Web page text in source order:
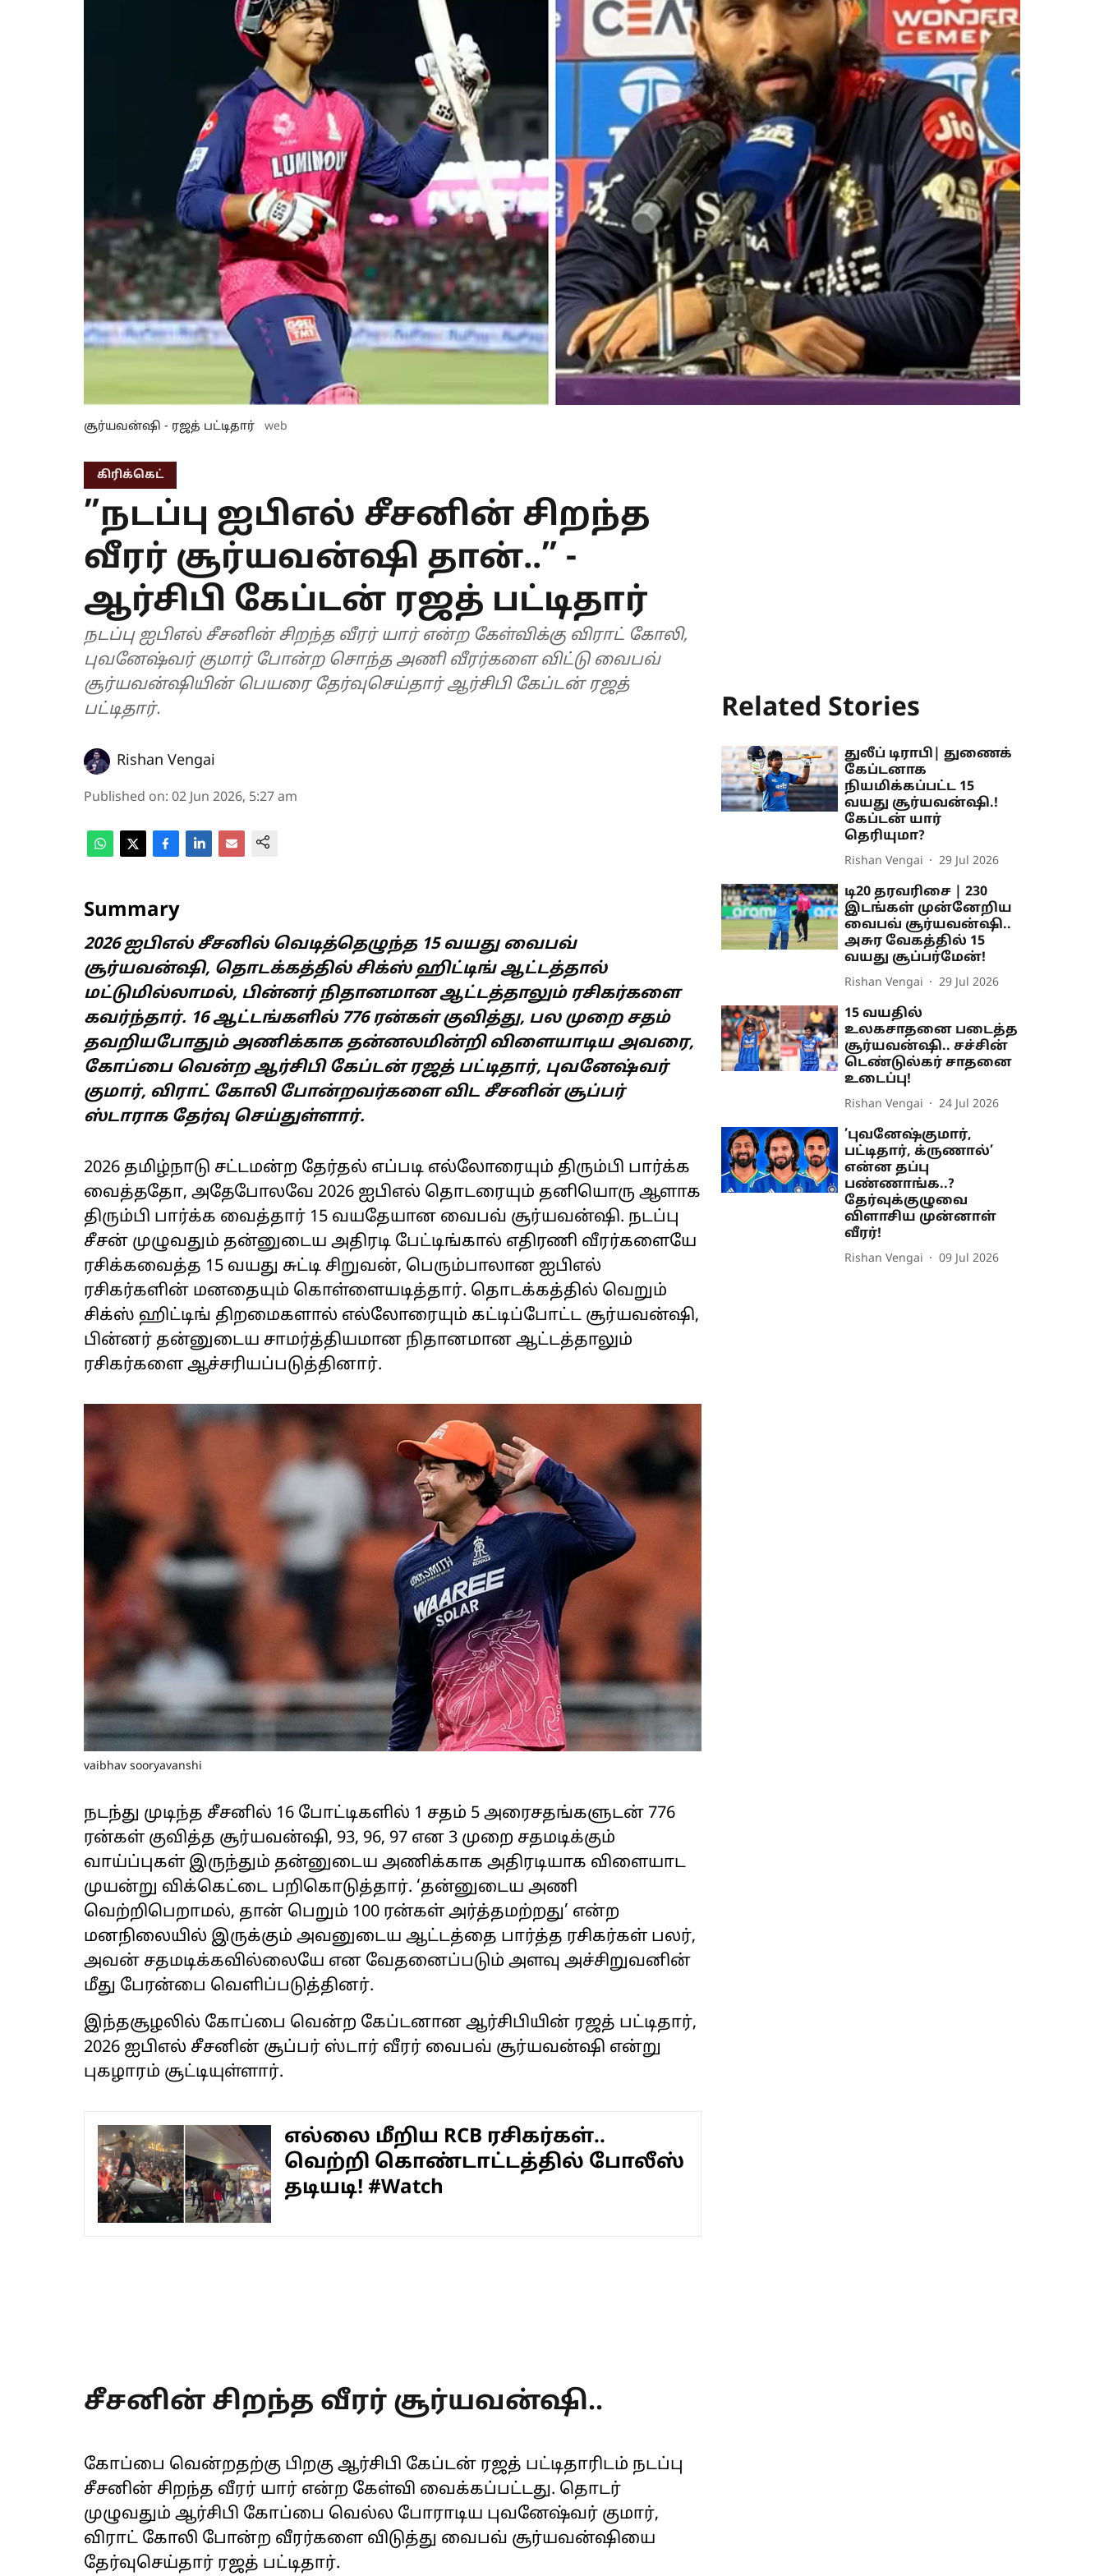
சூர்யவன்ஷி - ரஜத் பட்டிதார் web
கிரிக்கெட்
”நடப்பு ஐபிஎல் சீசனின் சிறந்த
வீரர் சூர்யவன்ஷி தான்..” -
ஆர்சிபி கேப்டன் ரஜத் பட்டிதார்
நடப்பு ஐபிஎல் சீசனின் சிறந்த வீரர் யார் என்ற கேள்விக்கு விராட் கோலி,
புவனேஷ்வர் குமார் போன்ற சொந்த அணி வீரர்களை விட்டு வைபவ்
சூர்யவன்ஷியின் பெயரை தேர்வுசெய்தார் ஆர்சிபி கேப்டன் ரஜத்
பட்டிதார்.
Rishan Vengai
Published on: 02 Jun 2026, 5:27 am
Summary
2026 ஐபிஎல் சீசனில் வெடித்தெழுந்த 15 வயது வைபவ்
சூர்யவன்ஷி, தொடக்கத்தில் சிக்ஸ் ஹிட்டிங் ஆட்டத்தால்
மட்டுமில்லாமல், பின்னர் நிதானமான ஆட்டத்தாலும் ரசிகர்களை
கவர்ந்தார். 16 ஆட்டங்களில் 776 ரன்கள் குவித்து, பல முறை சதம்
தவறியபோதும் அணிக்காக தன்னலமின்றி விளையாடிய அவரை,
கோப்பை வென்ற ஆர்சிபி கேப்டன் ரஜத் பட்டிதார், புவனேஷ்வர்
குமார், விராட் கோலி போன்றவர்களை விட சீசனின் சூப்பர்
ஸ்டாராக தேர்வு செய்துள்ளார்.
2026 தமிழ்நாடு சட்டமன்ற தேர்தல் எப்படி எல்லோரையும் திரும்பி பார்க்க
வைத்ததோ, அதேபோலவே 2026 ஐபிஎல் தொடரையும் தனியொரு ஆளாக
திரும்பி பார்க்க வைத்தார் 15 வயதேயான வைபவ் சூர்யவன்ஷி. நடப்பு
சீசன் முழுவதும் தன்னுடைய அதிரடி பேட்டிங்கால் எதிரணி வீரர்களையே
ரசிக்கவைத்த 15 வயது சுட்டி சிறுவன், பெரும்பாலான ஐபிஎல்
ரசிகர்களின் மனதையும் கொள்ளையடித்தார். தொடக்கத்தில் வெறும்
சிக்ஸ் ஹிட்டிங் திறமைகளால் எல்லோரையும் கட்டிப்போட்ட சூர்யவன்ஷி,
பின்னர் தன்னுடைய சாமர்த்தியமான நிதானமான ஆட்டத்தாலும்
ரசிகர்களை ஆச்சரியப்படுத்தினார்.
vaibhav sooryavanshi
நடந்து முடிந்த சீசனில் 16 போட்டிகளில் 1 சதம் 5 அரைசதங்களுடன் 776
ரன்கள் குவித்த சூர்யவன்ஷி, 93, 96, 97 என 3 முறை சதமடிக்கும்
வாய்ப்புகள் இருந்தும் தன்னுடைய அணிக்காக அதிரடியாக விளையாட
முயன்று விக்கெட்டை பறிகொடுத்தார். ‘தன்னுடைய அணி
வெற்றிபெறாமல், தான் பெறும் 100 ரன்கள் அர்த்தமற்றது’ என்ற
மனநிலையில் இருக்கும் அவனுடைய ஆட்டத்தை பார்த்த ரசிகர்கள் பலர்,
அவன் சதமடிக்கவில்லையே என வேதனைப்படும் அளவு அச்சிறுவனின்
மீது பேரன்பை வெளிப்படுத்தினர்.
இந்தசூழலில் கோப்பை வென்ற கேப்டனான ஆர்சிபியின் ரஜத் பட்டிதார்,
2026 ஐபிஎல் சீசனின் சூப்பர் ஸ்டார் வீரர் வைபவ் சூர்யவன்ஷி என்று
புகழாரம் சூட்டியுள்ளார்.
எல்லை மீறிய RCB ரசிகர்கள்..
வெற்றி கொண்டாட்டத்தில் போலீஸ்
தடியடி! #Watch
சீசனின் சிறந்த வீரர் சூர்யவன்ஷி..
கோப்பை வென்றதற்கு பிறகு ஆர்சிபி கேப்டன் ரஜத் பட்டிதாரிடம் நடப்பு
சீசனின் சிறந்த வீரர் யார் என்ற கேள்வி வைக்கப்பட்டது. தொடர்
முழுவதும் ஆர்சிபி கோப்பை வெல்ல போராடிய புவனேஷ்வர் குமார்,
விராட் கோலி போன்ற வீரர்களை விடுத்து வைபவ் சூர்யவன்ஷியை
தேர்வுசெய்தார் ரஜத் பட்டிதார்.
Related Stories
துலீப் டிராபி| துணைக்
கேப்டனாக
நியமிக்கப்பட்ட 15
வயது சூர்யவன்ஷி.!
கேப்டன் யார்
தெரியுமா?
Rishan Vengai 29 Jul 2026
டி20 தரவரிசை | 230
இடங்கள் முன்னேறிய
வைபவ் சூர்யவன்ஷி..
அசுர வேகத்தில் 15
வயது சூப்பர்மேன்!
Rishan Vengai 29 Jul 2026
15 வயதில்
உலகசாதனை படைத்த
சூர்யவன்ஷி.. சச்சின்
டெண்டுல்கர் சாதனை
உடைப்பு!
Rishan Vengai 24 Jul 2026
’புவனேஷ்குமார்,
பட்டிதார், க்ருணால்’
என்ன தப்பு
பண்ணாங்க..?
தேர்வுக்குழுவை
விளாசிய முன்னாள்
வீரர்!
Rishan Vengai 09 Jul 2026